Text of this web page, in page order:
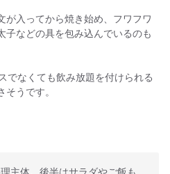
が入ってから焼き始め、フワフワ
子などの具を包み込んでいるのも
でなくても飲み放題を付けられる
うです。
主体、後半はサラダやご飯も